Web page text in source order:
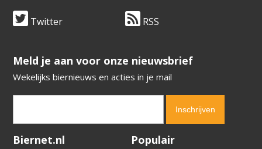
Twitter RSS
​​​​​​​Meld je aan voor onze nieuwsbrief
Wekelijks biernieuws en acties in je mail
Verification code:
Biernet.nl Populair